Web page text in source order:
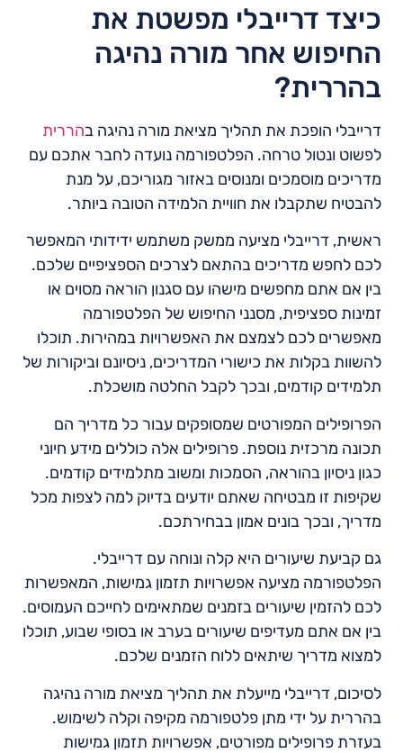
כיצד דרייבלי מפשטת את
החיפוש אחר מורה נהיגה
בהררית?
דרייבלי הופכת את תהליך מציאת מורה נהיגה בהררית
לפשוט ונטול טרחה. הפלטפורמה נועדה לחבר אתכם עם
מדריכים מוסמכים ומנוסים באזור מגוריכם, על מנת
להבטיח שתקבלו את חוויית הלמידה הטובה ביותר.
ראשית, דרייבלי מציעה ממשק משתמש ידידותי המאפשר
לכם לחפש מדריכים בהתאם לצרכים הספציפיים שלכם.
בין אם אתם מחפשים מישהו עם סגנון הוראה מסוים או
זמינות ספציפית, מסנני החיפוש של הפלטפורמה
מאפשרים לכם לצמצם את האפשרויות במהירות. תוכלו
להשוות בקלות את כישורי המדריכים, ניסיונם וביקורות של
תלמידים קודמים, ובכך לקבל החלטה מושכלת.
הפרופילים המפורטים שמסופקים עבור כל מדריך הם
תכונה מרכזית נוספת. פרופילים אלה כוללים מידע חיוני
כגון ניסיון בהוראה, הסמכות ומשוב מתלמידים קודמים.
שקיפות זו מבטיחה שאתם יודעים בדיוק למה לצפות מכל
מדריך, ובכך בונים אמון בבחירתכם.
גם קביעת שיעורים היא קלה ונוחה עם דרייבלי.
הפלטפורמה מציעה אפשרויות תזמון גמישות, המאפשרות
לכם להזמין שיעורים בזמנים שמתאימים לחייכם העמוסים.
בין אם אתם מעדיפים שיעורים בערב או בסופי שבוע, תוכלו
למצוא מדריך שיתאים ללוח הזמנים שלכם.
לסיכום, דרייבלי מייעלת את תהליך מציאת מורה נהיגה
בהררית על ידי מתן פלטפורמה מקיפה וקלה לשימוש.
בעזרת פרופילים מפורטים, אפשרויות תזמון גמישות